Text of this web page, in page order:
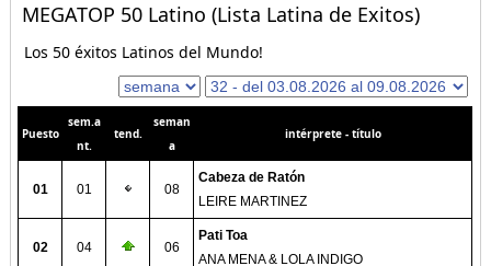
MEGATOP 50 Latino (Lista Latina de Exitos)
Los 50 éxitos Latinos del Mundo!
Puesto
sem.a
nt.
tend.
seman
a
intérprete - título
01 01 08
Cabeza de Ratón
LEIRE MARTINEZ
02 04 06
Pati Toa
ANA MENA & LOLA INDIGO